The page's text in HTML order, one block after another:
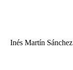
Inés Martín Sánchez